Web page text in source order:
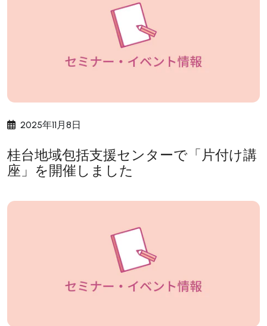
2025年11月8日
桂台地域包括支援センターで「片付け講
座」を開催しました